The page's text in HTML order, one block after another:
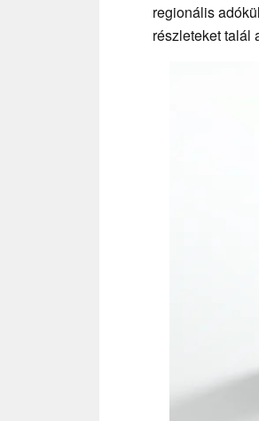
regionális
részleteket talál